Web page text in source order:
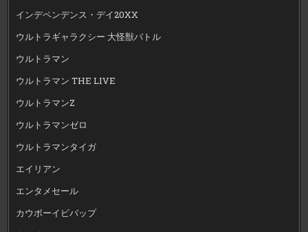
インデペンデンス・デイ20XX
ウルトラギャラクシー 大怪獣バトル
ウルトラマン
ウルトラマン THE LIVE
ウルトラマンZ
ウルトラマンゼロ
ウルトラマンタイガ
エイリアン
エンタメセール
カウボーイビバップ